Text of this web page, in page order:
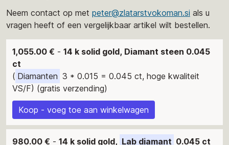
Neem contact op met peter@zlatarstvokoman.si als u
vragen heeft of een vergelijkbaar artikel wilt bestellen.
1,055.00 € - 14 k solid gold, Diamant steen 0.045
ct
( Diamanten 3 * 0.015 = 0.045 ct, hoge kwaliteit
VS/F) (gratis verzending)
Koop - voeg toe aan winkelwagen
980.00 € - 14 k solid gold, Lab diamant 0.045 ct